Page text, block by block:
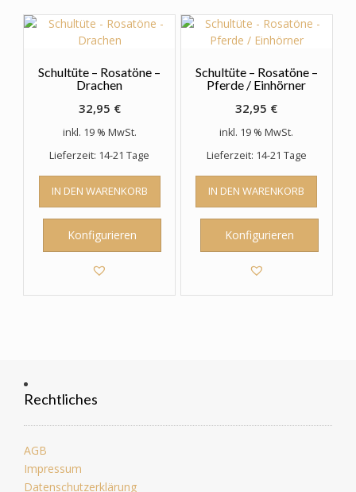
Schultüte – Rosatöne –
Drachen
32,95 €
inkl. 19 % MwSt.
Lieferzeit: 14-21 Tage
IN DEN WARENKORB
Konfigurieren
Schultüte – Rosatöne –
Pferde / Einhörner
32,95 €
inkl. 19 % MwSt.
Lieferzeit: 14-21 Tage
IN DEN WARENKORB
Konfigurieren
Rechtliches
AGB
Impressum
Datenschutzerklärung